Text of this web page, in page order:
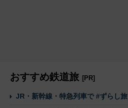
おすすめ鉄道旅 [PR]
JR・新幹線・特急列車で #ずらし旅